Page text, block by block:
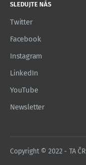
SLEDUJTE NÁS
Twitter
Facebook
Instagram
LinkedIn
YouTube
Newsletter
Copyright © 2022 - TA ČR